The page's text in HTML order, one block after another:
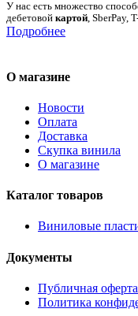
У нас есть множество
дебетовой картой, SberPay,
Подробнее
О магазине
Новости
Оплата
Доставка
Скупка винила
О магазине
Каталог товаров
Виниловые
Документы
Публичная оферта
Политика